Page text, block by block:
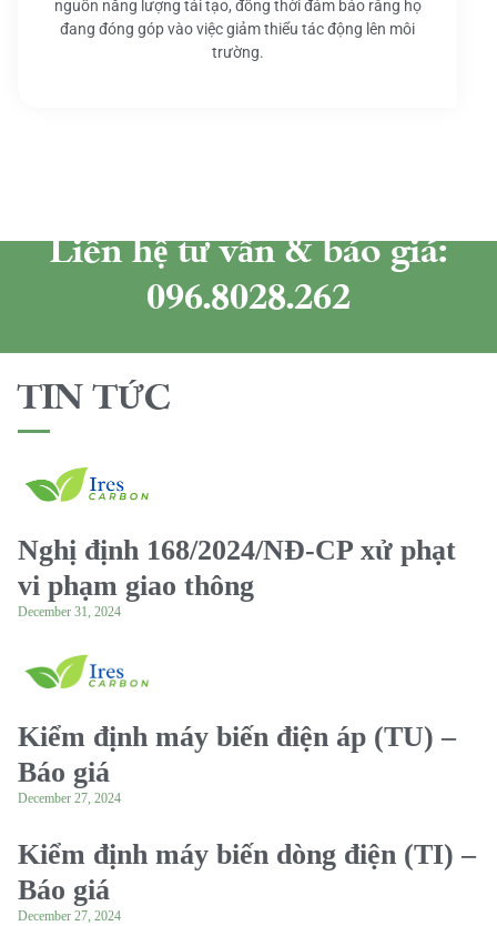
nguồn năng lượng tái tạo, đồng thời đảm bảo rằng họ
đang đóng góp vào việc giảm thiểu tác động lên môi
trường.
Liên hệ tư vấn & báo giá:
096.8028.262
TIN TỨC
Nghị định 168/2024/NĐ-CP xử phạt
vi phạm giao thông
December 31, 2024
Kiểm định máy biến điện áp (TU) –
Báo giá
December 27, 2024
Kiểm định máy biến dòng điện (TI) –
Báo giá
December 27, 2024